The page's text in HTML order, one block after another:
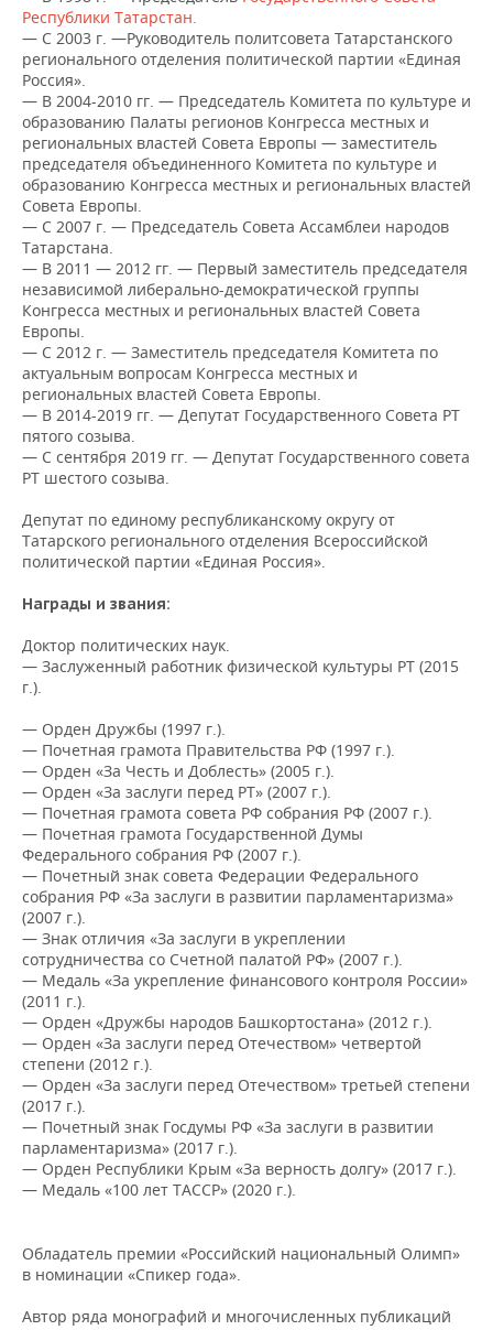
Республики Татарстан.
— C 2003 г. —Руководитель политсовета Татарстанского
регионального отделения политической партии «Единая
Россия».
— В 2004-2010 гг. — Председатель Комитета по культуре и
образованию Палаты регионов Конгресса местных и
региональных властей Совета Европы — заместитель
председателя объединенного Комитета по культуре и
образованию Конгресса местных и региональных властей
Совета Европы.
— С 2007 г. — Председатель Совета Ассамблеи народов
Татарстана.
— В 2011 — 2012 гг. — Первый заместитель председателя
независимой либерально-демократической группы
Конгресса местных и региональных властей Совета
Европы.
— С 2012 г. — Заместитель председателя Комитета по
актуальным вопросам Конгресса местных и
региональных властей Совета Европы.
— В 2014-2019 гг. — Депутат Государственного Совета РТ
пятого созыва.
— С сентября 2019 гг. — Депутат Государственного совета
РТ шестого созыва.
Депутат по единому республиканскому округу от
Татарского регионального отделения Всероссийской
политической партии «Единая Россия».
Награды и звания:
Доктор политических наук.
— Заслуженный работник физической культуры РТ (2015
г.).
— Орден Дружбы (1997 г.).
— Почетная грамота Правительства РФ (1997 г.).
— Орден «За Честь и Доблесть» (2005 г.).
— Орден «За заслуги перед РТ» (2007 г.).
— Почетная грамота совета РФ собрания РФ (2007 г.).
— Почетная грамота Государственной Думы
Федерального собрания РФ (2007 г.).
— Почетный знак совета Федерации Федерального
собрания РФ «За заслуги в развитии парламентаризма»
(2007 г.).
— Знак отличия «За заслуги в укреплении
сотрудничества со Счетной палатой РФ» (2007 г.).
— Медаль «За укрепление финансового контроля России»
(2011 г.).
— Орден «Дружбы народов Башкортостана» (2012 г.).
— Орден «За заслуги перед Отечеством» четвертой
степени (2012 г.).
— Орден «За заслуги перед Отечеством» третьей степени
(2017 г.).
— Почетный знак Госдумы РФ «За заслуги в развитии
парламентаризма» (2017 г.).
— Орден Республики Крым «За верность долгу» (2017 г.).
— Медаль «100 лет ТАССР» (2020 г.).
Обладатель премии «Российский национальный Олимп»
в номинации «Спикер года».
Автор ряда монографий и многочисленных публикаций